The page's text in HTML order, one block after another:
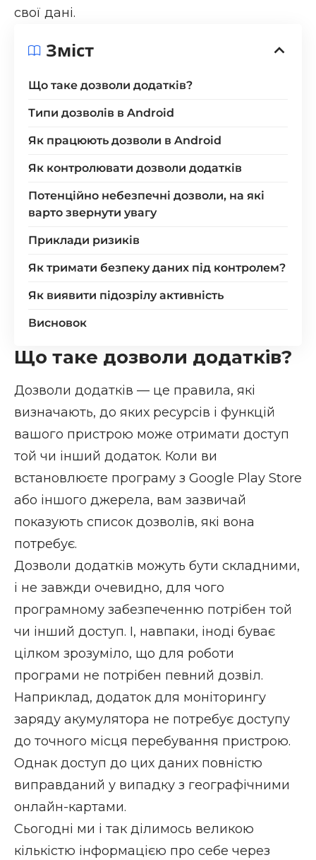
свої дані.
Зміст
Що таке дозволи додатків?
Типи дозволів в Android
Як працюють дозволи в Android
Як контролювати дозволи додатків
Потенційно небезпечні дозволи, на які
варто звернути увагу
Приклади ризиків
Як тримати безпеку даних під контролем?
Як виявити підозрілу активність
Висновок
Що таке дозволи додатків?
Дозволи додатків — це правила, які
визначають, до яких ресурсів і функцій
вашого пристрою може отримати доступ
той чи інший додаток. Коли ви
встановлюєте програму з Google Play Store
або іншого джерела, вам зазвичай
показують список дозволів, які вона
потребує.
Дозволи додатків можуть бути складними,
і не завжди очевидно, для чого
програмному забезпеченню потрібен той
чи інший доступ. І, навпаки, іноді буває
цілком зрозуміло, що для роботи
програми не потрібен певний дозвіл.
Наприклад, додаток для моніторингу
заряду акумулятора не потребує доступу
до точного місця перебування пристрою.
Однак доступ до цих даних повністю
виправданий у випадку з географічними
онлайн-картами.
Сьогодні ми і так ділимось великою
кількістю інформацією про себе через